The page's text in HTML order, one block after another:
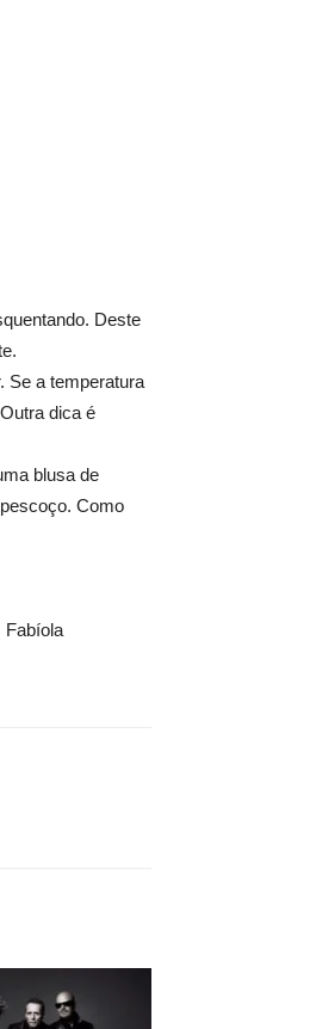
Deste
Se a temperatura
dica é
blusa de
Como
Fabíola